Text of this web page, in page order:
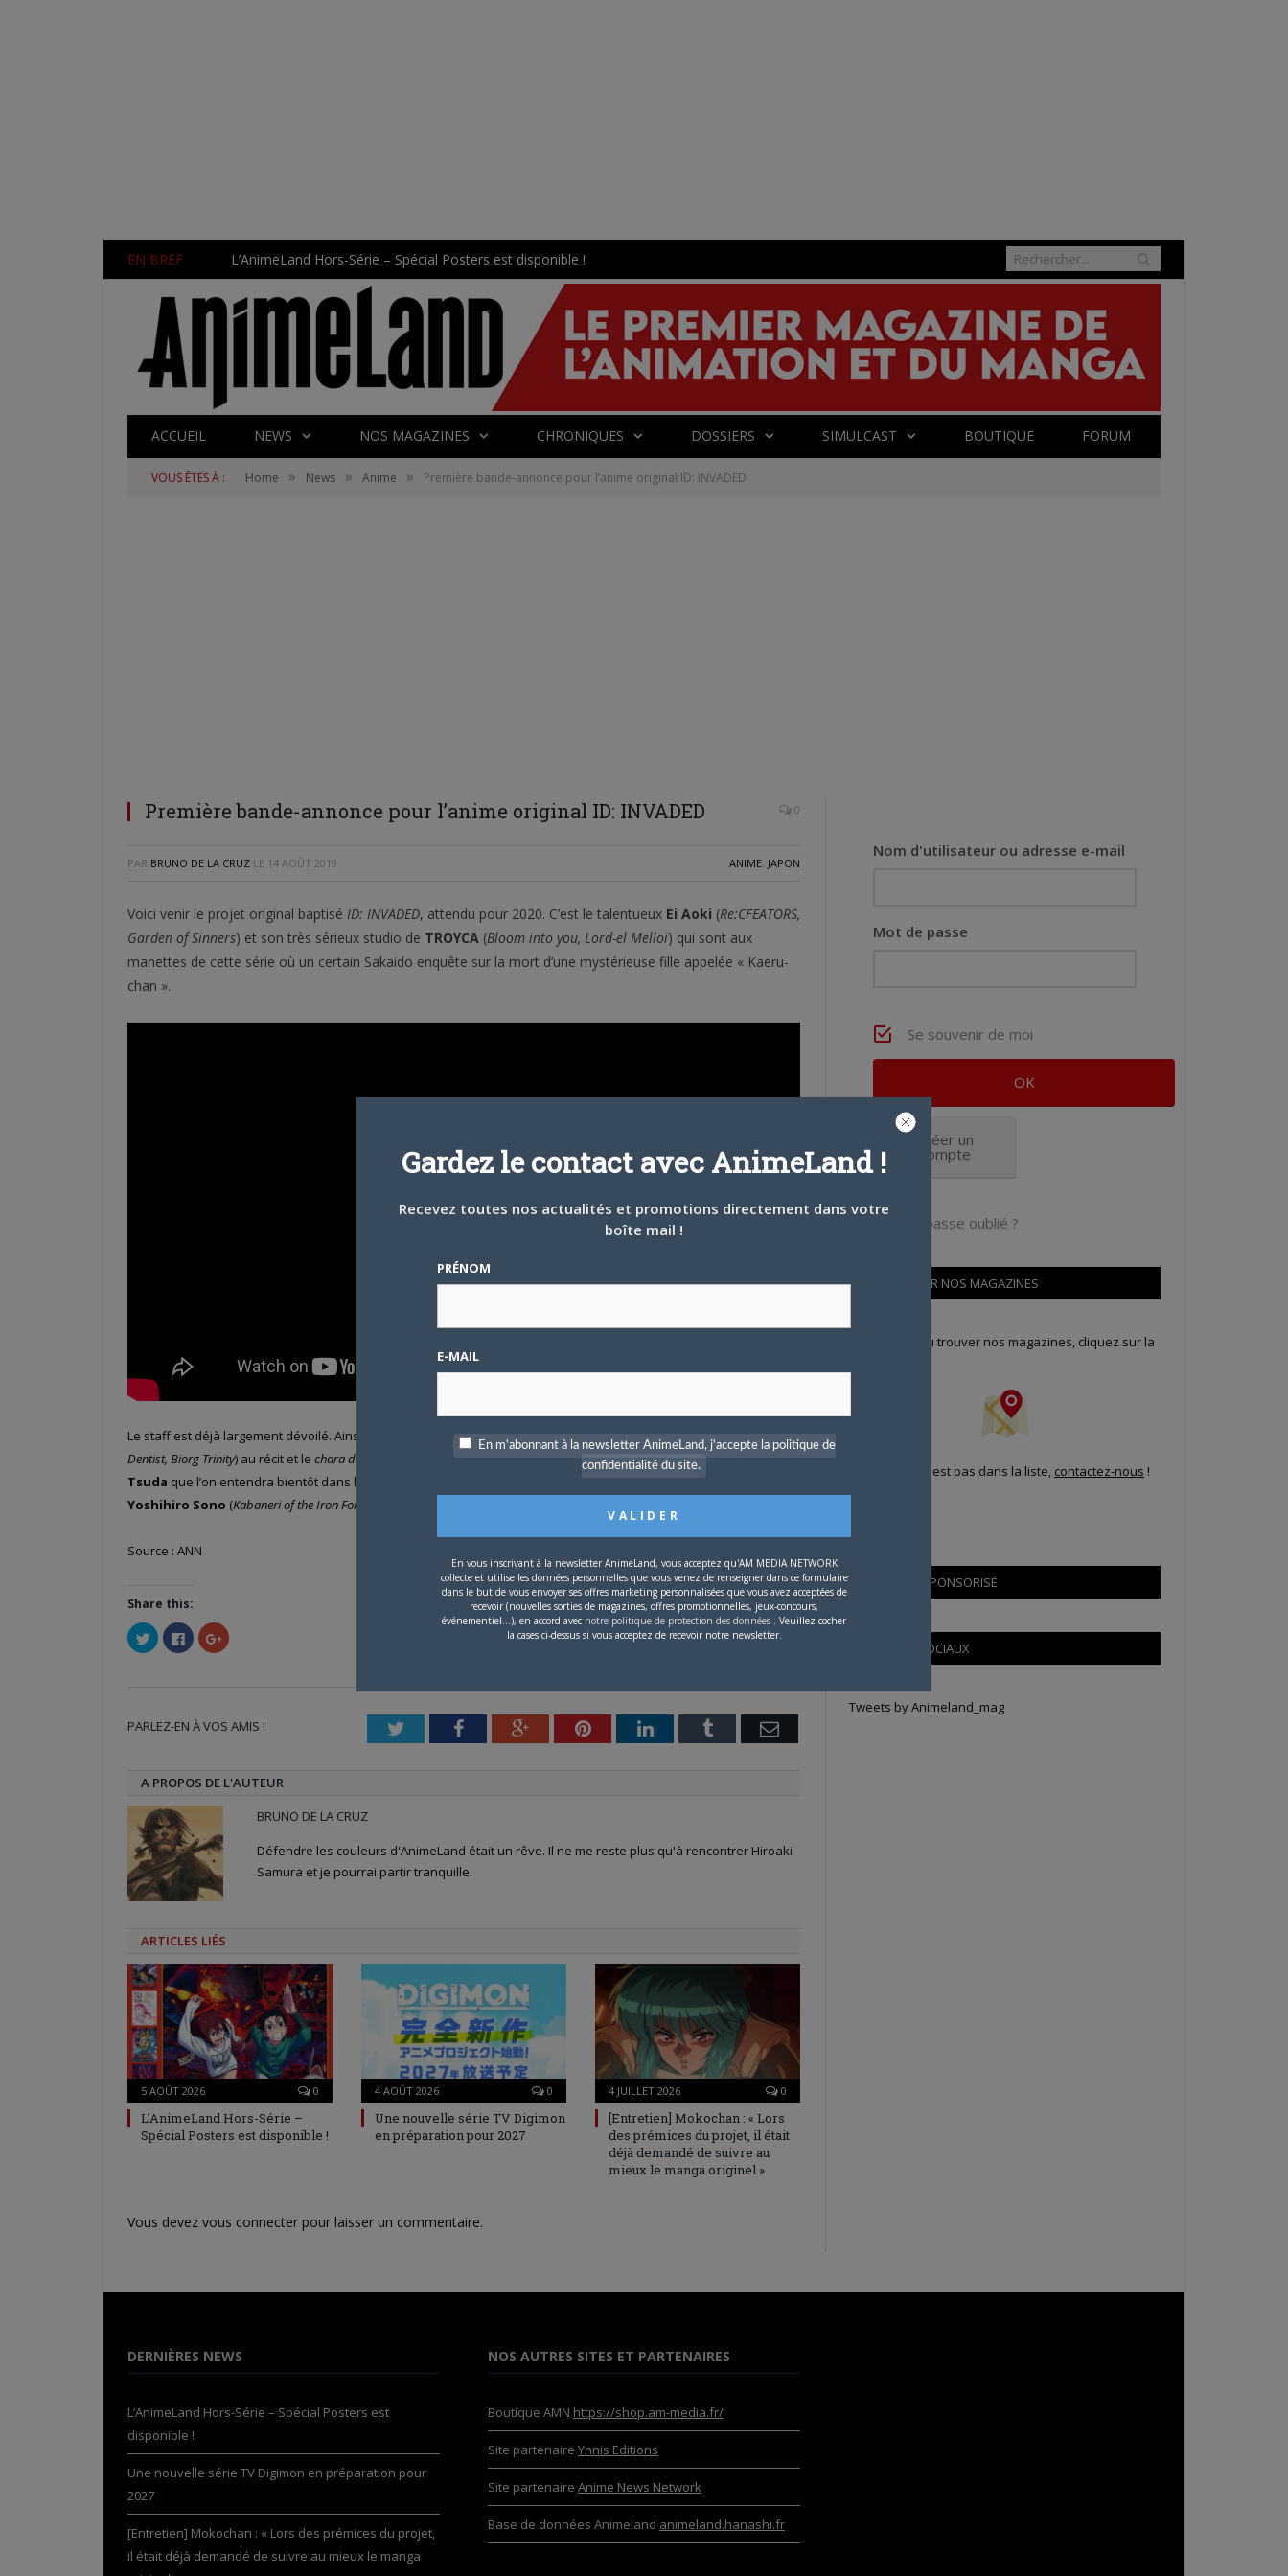
EN BREF L’AnimeLand Hors-Série – Spécial Posters est disponible !
ACCUEIL NEWS NOS MAGAZINES CHRONIQUES DOSSIERS SIMULCAST BOUTIQUE FORUM
VOUS ÊTES À : Home » News » Anime » Première bande-annonce pour l’anime original ID: INVADED
Première bande-annonce pour l’anime original ID: INVADED 0
PAR BRUNO DE LA CRUZ LE 14 AOÛT 2019 ANIME, JAPON
Voici venir le projet original baptisé ID: INVADED, attendu pour 2020. C’est le talentueux Ei Aoki (Re:CFEATORS,
Garden of Sinners) et son très sérieux studio de TROYCA (Bloom into you, Lord-el Melloi) qui sont aux
manettes de cette série où un certain Sakaido enquête sur la mort d’une mystérieuse fille appelée « Kaeru-
chan ».
Le staff est déjà largement dévoilé. Ainsi on retrouve l’écriture -souvent pleine d’idée- de Otaro Maijo
The Dragon
Dentist, Biorg Trinity) au récit et le chara design Blood Lad), adapté par Atsushi Ikariya.
Tsuda que l’on entendra bientôt dans le rôle de Manji dans
Yoshihiro Sono (Kabaneri of the Iron Fortress
Source : ANN
Share this:
Cliquez
pour
partager
fenêtre)
Cliquez
pour
partager
fenêtre)
Cliquez
pour
nouvelle
PARLEZ-EN À VOS AMIS ! TwitterFacebookGoogle+PinterestLinkedInTumblr Email
A PROPOS DE L'AUTEUR
BRUNO DE LA CRUZ
Défendre les couleurs d'AnimeLand était un rêve. Il ne me reste plus qu'à rencontrer Hiroaki
Samura et je pourrai partir tranquille.
ARTICLES LIÉS
5 AOÛT 2026 0
L’AnimeLand Hors-Série –
Spécial Posters est disponible !
4 AOÛT 2026 0
Une nouvelle série TV Digimon
en préparation pour 2027
4 JUILLET 2026 0
[Entretien] Mokochan : « Lors
des prémices du projet, il était
déjà demandé de suivre au
mieux le manga originel.»
Vous devez vous connecter pour laisser un commentaire.
Nom d'utilisateur ou adresse e-mail
Mot de passe
Se souvenir de moi
Créer un
compte
Mot de passe oublié ?
OÙ TROUVER NOS MAGAZINES
Pour savoir où trouver nos magazines, cliquez sur la
Si votre ville n'est pas dans la liste, contactez-nous !
CONTENU SPONSORISÉ
RÉSEAUX SOCIAUX
Tweets by Animeland_mag
DERNIÈRES NEWS
L’AnimeLand Hors-Série – Spécial Posters est
disponible !
Une nouvelle série TV Digimon en préparation pour
2027
[Entretien] Mokochan : « Lors des prémices du projet,
il était déjà demandé de suivre au mieux le manga
NOS AUTRES SITES ET PARTENAIRES
Boutique AMN https://shop.am-media.fr/
Site partenaire Ynnis Editions
Site partenaire Anime News Network
Base de données Animeland animeland.hanashi.fr
Gardez le contact avec AnimeLand !
Recevez toutes nos actualités et promotions directement dans votre
boîte mail !
PRÉNOM
E-MAIL
En m'abonnant à la newsletter AnimeLand, j'accepte la politique de
confidentialité du site.
En vous inscrivant à la newsletter AnimeLand, vous acceptez qu'AM MEDIA NETWORK
collecte et utilise les données personnelles que vous venez de renseigner dans ce formulaire
dans le but de vous envoyer ses offres marketing personnalisées que vous avez acceptées de
recevoir (nouvelles sorties de magazines, offres promotionnelles, jeux-concours,
événementiel...), en accord avec notre politique de protection des données . Veuillez cocher
la cases ci-dessus si vous acceptez de recevoir notre newsletter.